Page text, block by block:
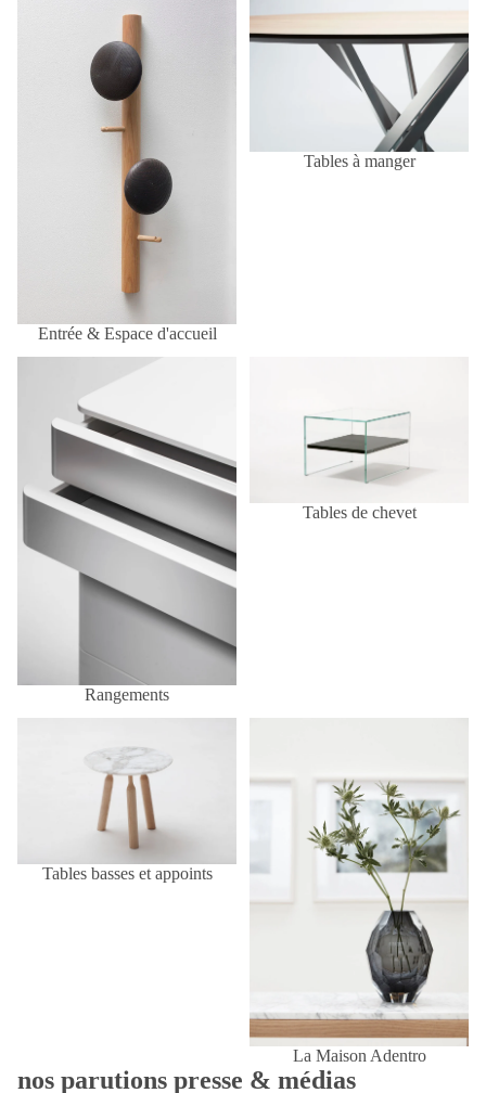
Entrée & Espace d'accueil
Tables à manger
Rangements
Tables de chevet
Tables basses et appoints
La Maison Adentro
nos parutions presse & médias